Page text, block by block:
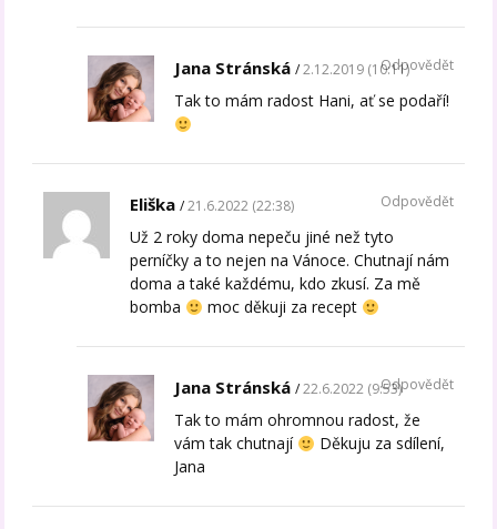
Jana Stránská 2.12.2019 (10:11)
Tak to mám radost Hani, ať se podaří!
Odpovědět
Eliška 21.6.2022 (22:38)
Už 2 roky doma nepeču jiné než tyto
perníčky a to nejen na Vánoce. Chutnají nám
doma a také každému, kdo zkusí. Za mě
bomba
moc děkuji za recept
Odpovědět
Jana Stránská 22.6.2022 (9:53)
Tak to mám ohromnou radost, že
vám tak chutnají
Děkuju za sdílení,
Jana
Odpovědět